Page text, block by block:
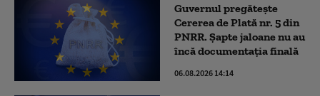
Guvernul pregătește
Cererea de Plată nr. 5 din
PNRR. Șapte jaloane nu au
încă documentația finală
06.08.2026 14:14